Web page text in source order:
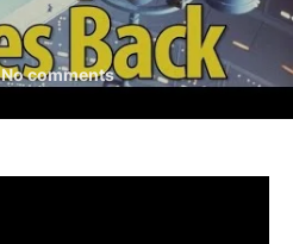
No comments